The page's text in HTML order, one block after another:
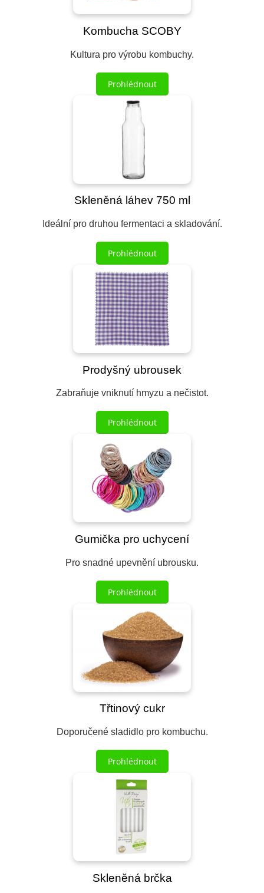
Kombucha SCOBY
Kultura pro výrobu kombuchy.
Prohlédnout
Skleněná láhev 750 ml
Ideální pro druhou fermentaci a skladování.
Prohlédnout
Prodyšný ubrousek
Zabraňuje vniknutí hmyzu a nečistot.
Prohlédnout
Gumička pro uchycení
Pro snadné upevnění ubrousku.
Prohlédnout
Třtinový cukr
Doporučené sladidlo pro kombuchu.
Prohlédnout
Skleněná brčka